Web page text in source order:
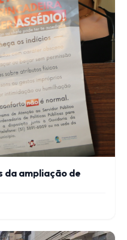
da ampliação de